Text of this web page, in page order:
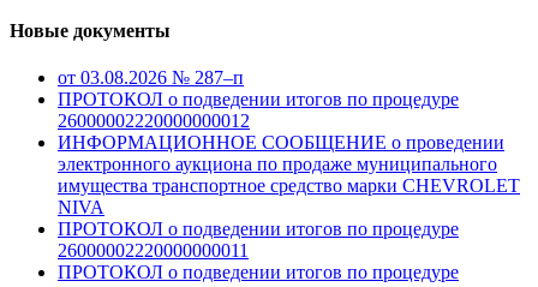
Новые документы
от 03.08.2026 № 287–п
ПРОТОКОЛ о подведении итогов по процедуре
26000002220000000012
ИНФОРМАЦИОННОЕ СООБЩЕНИЕ о проведении
электронного аукциона по продаже муниципального
имущества транспортное средство марки CHEVROLET
NIVA
ПРОТОКОЛ о подведении итогов по процедуре
26000002220000000011
ПРОТОКОЛ о подведении итогов по процедуре